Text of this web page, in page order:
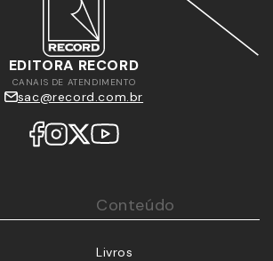
EDITORA RECORD
CANAIS DE ATENDIMENTO
sac@record.com.br
Conteúdo
Livros